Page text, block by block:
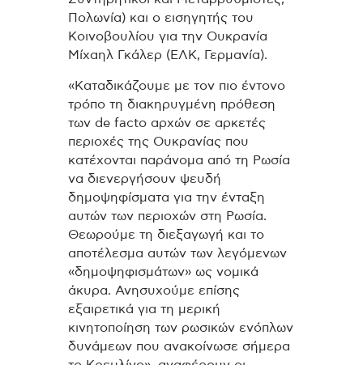
Πολωνία) και ο εισηγητής του
Κοινοβουλίου για την Ουκρανία
Μίχαηλ Γκάλερ (ΕΛΚ, Γερμανία).
«Καταδικάζουμε με τον πιο έντονο
τρόπο τη διακηρυγμένη πρόθεση
των de facto αρχών σε αρκετές
περιοχές της Ουκρανίας που
κατέχονται παράνομα από τη Ρωσία
να διενεργήσουν ψευδή
δημοψηφίσματα για την ένταξη
αυτών των περιοχών στη Ρωσία.
Θεωρούμε τη διεξαγωγή και το
αποτέλεσμα αυτών των λεγόμενων
«δημοψηφισμάτων» ως νομικά
άκυρα. Ανησυχούμε επίσης
εξαιρετικά για τη μερική
κινητοποίηση των ρωσικών ενόπλων
δυνάμεων που ανακοίνωσε σήμερα